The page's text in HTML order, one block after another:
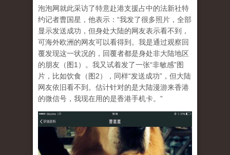
泡泡网就此采访了特意赴港支援占中的法新社特
约记者曹国星，他表示：“我发了很多照片，全部
显示发送成功，但身处大陆的网友表示看不到，
可海外欧洲的网友可以看得到。我是通过观察回
覆发现这一状况的，回覆者都是身处非大陆地区
的朋友（图1）。我又试着发了一张“非敏感”图
片，比如饮食（图2），同样“发送成功”，但大陆
网友依旧看不到。估计针对的是大陆漫游来香港
的微信号，我现在用的是香港手机卡。”